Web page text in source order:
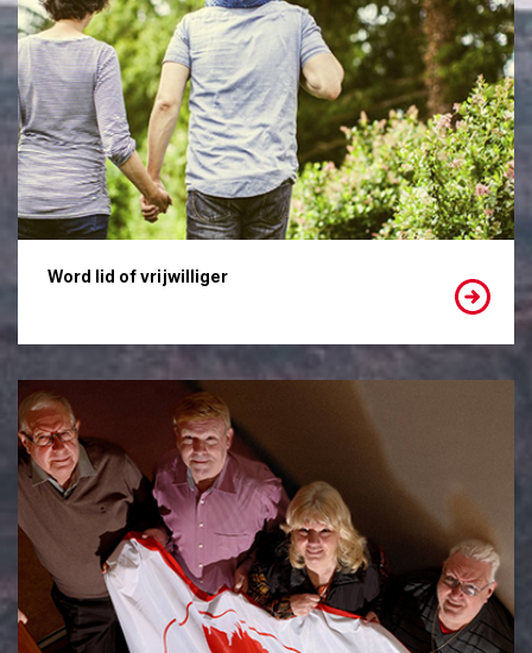
Word lid of vrijwilliger